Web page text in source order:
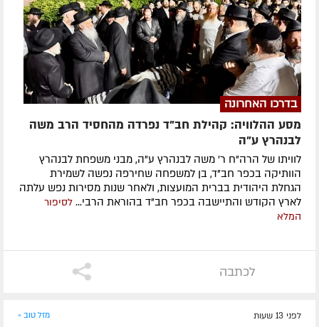
בדרכו האחרונה
מסע ההלוויה: קהילת חב"ד נפרדה מהחסיד הרב משה
לבנהרץ ע"ה
לוויתו של הרה"ח ר' משה לבנהרץ ע"ה, מבני משפחת לבנהרץ
הוותיקה בכפר חב"ד, בן למשפחה שחירפה נפשה לשמירת
הגחלת היהודית בברית המועצות, ולאחר שנות מסירות נפש עלתה
לארץ הקודש והתיישבה בכפר חב"ד בהוראת הרבי... לסיפור
המלא
לכתבה
לפני 13 שעות מזל טוב »